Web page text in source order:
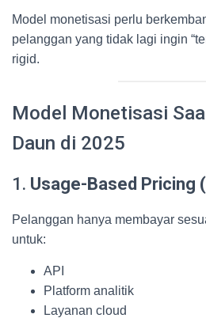
Model monetisasi perlu
pelanggan yang tidak lagi ingin
rigid.
Model Monetisasi
Daun di 2025
1. Usage-Based Pricing
Pelanggan hanya membayar
untuk:
API
Platform analitik
Layanan cloud